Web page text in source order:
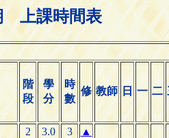
上課時間表
階
段
學
分
時
數
修 教師 日 一 二
2 3.0 3 ▲